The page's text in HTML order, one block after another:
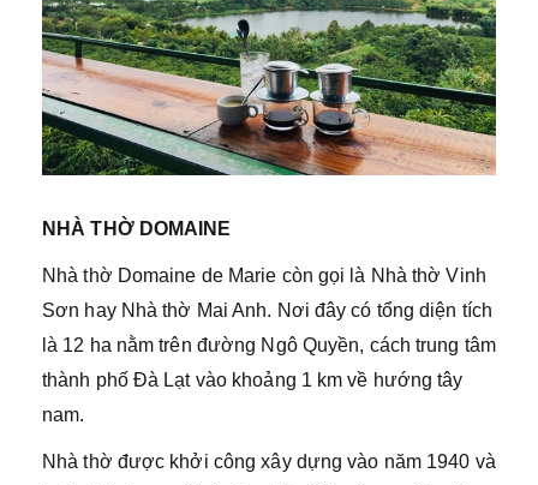
NHÀ THỜ DOMAINE
Nhà thờ Domaine de Marie còn gọi là Nhà thờ Vinh
Sơn hay Nhà thờ Mai Anh. Nơi đây có tổng diện tích
là 12 ha nằm trên đường Ngô Quyền, cách trung tâm
thành phố Đà Lạt vào khoảng 1 km về hướng tây
nam.
Nhà thờ được khởi công xây dựng vào năm 1940 và